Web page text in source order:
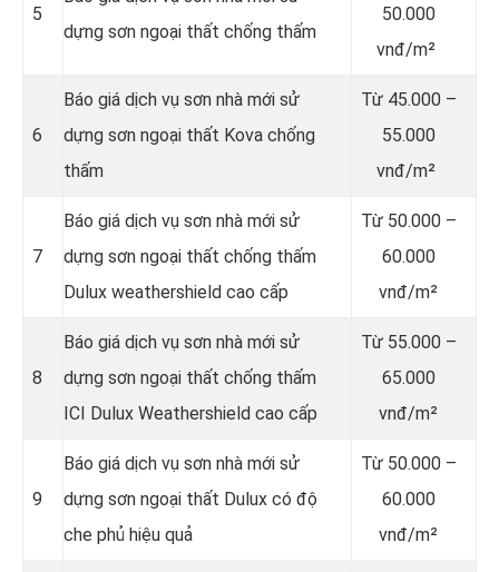
5
dựng sơn ngoại thất chống thấm
50.000
vnđ/m²
6
Báo giá dịch vụ sơn nhà mới sử
dựng sơn ngoại thất Kova chống
thấm
Từ 45.000 –
55.000
vnđ/m²
7
Báo giá dịch vụ sơn nhà mới sử
dựng sơn ngoại thất chống thấm
Dulux weathershield cao cấp
Từ 50.000 –
60.000
vnđ/m²
8
Báo giá dịch vụ sơn nhà mới sử
dựng sơn ngoại thất chống thấm
ICI Dulux Weathershield cao cấp
Từ 55.000 –
65.000
vnđ/m²
9
Báo giá dịch vụ sơn nhà mới sử
dựng sơn ngoại thất Dulux có độ
che phủ hiệu quả
Từ 50.000 –
60.000
vnđ/m²